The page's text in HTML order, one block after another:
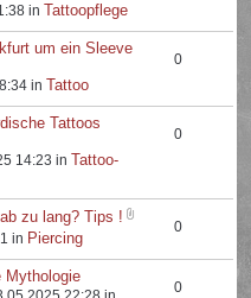
in Tattoopflege
um ein Sleeve
in Tattoo
0
Tattoos
14:23 in Tattoo-
0
zu lang? Tips !
in Piercing
0
Mythologie
0